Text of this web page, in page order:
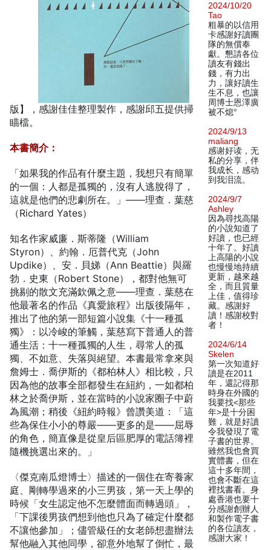
版】，感謝佳佳整理製作，感謝邱五提供掃
瞄檔。
本書簡介：
「如果我的作品有什麼主題，我想只有簡單
的一個：人都是孤獨的，沒有人逃脫得了，
這就是他們的悲劇所在。」——理查．葉慈
（Richard Yates）
知名作家威廉．斯蒂隆（William
Styron）、約翰．厄普代克（John
Updike）、安．貝娣（Ann Beattie）與羅
勃．史東（Robert Stone），都對他無可
挑剔的散文充滿欽佩之意——理查．葉慈在
他最著名的作品《真愛旅程》出版後隔年，
推出了他的第一部短篇小說集《十一種孤
獨》：以冷峻的筆觸，葉慈寫下普通人的普
通生活：十一種孤獨的人生，尋常人的孤
獨、不如意、失落與絕望。本書最常拿來與
詹姆士．喬伊斯的《都柏林人》相比較，只
因為他的故事全部都發生在紐約，一如都柏
林之於喬伊斯，並在當時的小說家圈子中蔚
為風潮；稍後《紐約時報》曾讚美道：「這
些為保住小小的尊嚴——更多的是——屈辱
的角色，簡直像是從皇后區肥厚的電話簿裡
隨機挑選出來的。」
〈傑克南瓜燈博士〉描述的一個住在寄養家
庭、剛轉學過來的小三男孩，第一天上學的
時候「女生認定他不怎麼體面而轉過頭」，
「下課後男孩們想到他也只為了確定什麼都
不讓他參加」；儘管級任的女老師想盡辦法
幫他融入其他同學，卻意外地幫了倒忙，最
2024/10/20
Tao
粗暴的以信用
卡感謝好讀團
隊的無償奉
獻。懇請各位
讀友有錢出
錢，有力出
力，讓好讀生
生不息，也讓
周博士恩澤廣
被不熄°
2024/9/13
maliang
感谢好读，无
私的分享，伴
我成长，感动
到我泪流。
2024/9/7
Ashley
因為尋找高陽
的小說知道了
好讀，也已經
十年了。好讀
上高陽的小說
也慢慢地持續
更新，越來越
全，而且質量
上佳，值得珍
藏。感謝好
讀！感謝校對
者！
2024/6/14
Skelen
第一次知道好
讀是在2011
年，還記得那
時身在外國的
我要找<那些
年>是十分困
難，就是好讀
令我發現了電
子書的世界。
雖然我也會買
實體書，但在
這十多年間，
也會不斷在這
裡找書看。身
處香港也要十
分感謝創辦人
和製作電子書
的各位讀友，
感謝大家！